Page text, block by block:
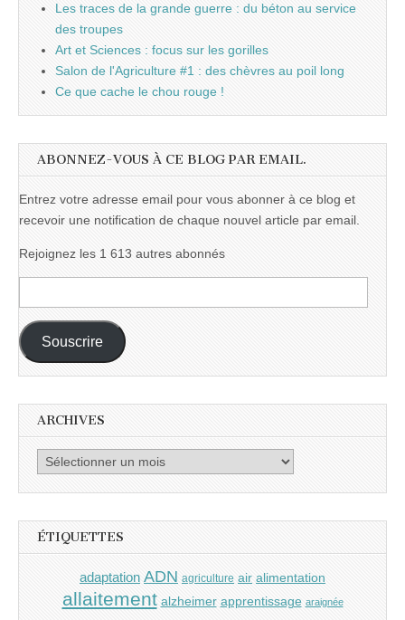
Les traces de la grande guerre : du béton au service
des troupes
Art et Sciences : focus sur les gorilles
Salon de l'Agriculture #1 : des chèvres au poil long
Ce que cache le chou rouge !
ABONNEZ-VOUS À CE BLOG PAR EMAIL.
Entrez votre adresse email pour vous abonner à ce blog et
recevoir une notification de chaque nouvel article par email.
Rejoignez les 1 613 autres abonnés
e-
mail :
Souscrire
ARCHIVES
Archives
ÉTIQUETTES
adaptation ADN agriculture air alimentation
allaitement alzheimer apprentissage araignée